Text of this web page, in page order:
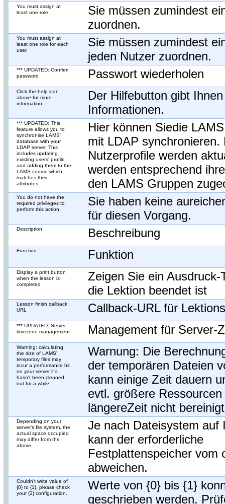
You must assign at
least one role.
Sie müssen zumindest
zuordnen.
You must assign at
least one role for each
user.
Sie müssen zumindest
jeden Nutzer zuordnen.
*** UPDATED: Confirm
password
Passwort wiederholen
Click the help icon
above for more
information.
Der Hilfebutton gibt
Informationen.
*** UPDATED: This
feature allows you to
synchronise LAMS'
database with your
LDAP server. This
includes updating
existing users' profile
and adding them to the
LAMS course which
matches their
attributes.
Hier können Siedie
mit LDAP synchronieren.
Nutzerprofile werden
werden entsprechend
den LAMS Gruppen
You do not have the
required privileges to
perform this action.
Sie haben keine
für diesen Vorgang.
Description Beschreibung
Function Funktion
Display a print button
when the lesson is
completed
Zeigen Sie ein Ausdruck-
die Lektion beendet ist
Lesson finish callback
URL
Callback-URL für
*** UPDATED: Server
timezone management
Management für Server-
Warning: calculating
the size of LAMS'
temporary files may
incur a performance hit
on your server if it
hasn't been cleaned
out for a while.
Warnung: Die
der temporären Dateien
kann einige Zeit dauern
evtl. größere
längereZeit nicht
Depending on your
server's file system, the
actual space occupied
may differ from the
above.
Je nach Dateisystem auf
kann der erforderliche
Festplattenspeicher vom
abweichen.
Couldn't write value of
{0} to {1}, please check
your {2} configuration.
Werte von {0} bis {1}
geschrieben werden.